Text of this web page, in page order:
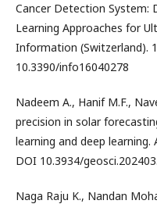
Cancer Detection System:
Learning Approaches for
Information (Switzerland).
10.3390/info16040278
Nadeem A., Hanif M.F.,
precision in solar
learning and deep learning.
DOI 10.3934/
Naga Raju K., Nandan